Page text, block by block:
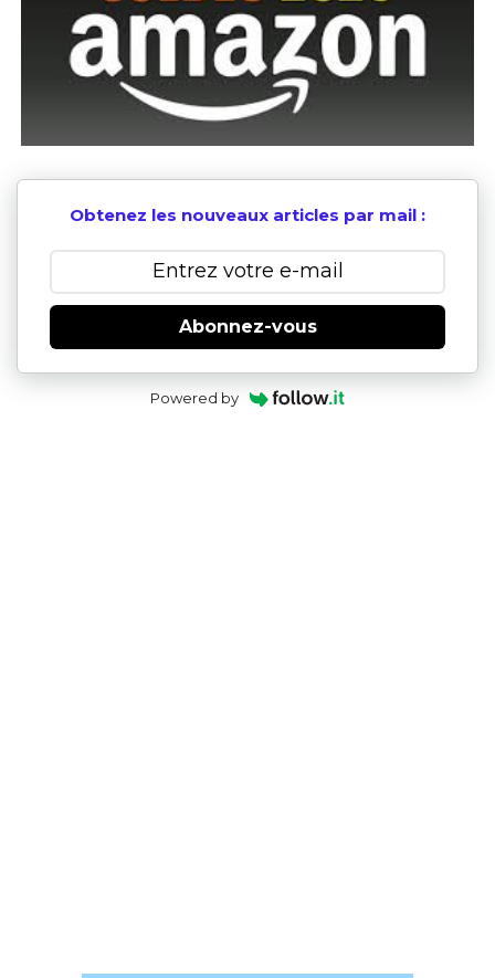
Obtenez les nouveaux articles par mail :
Abonnez-vous
Powered by